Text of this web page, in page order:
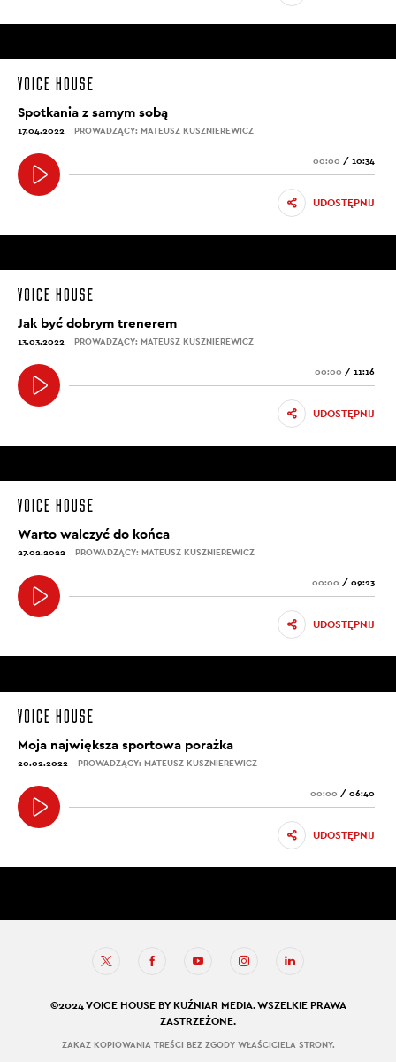
Spotkania z samym sobą
17.04.2022 PROWADZĄCY: MATEUSZ KUSZNIEREWICZ
00:00 / 10:34
UDOSTĘPNIJ
Jak być dobrym trenerem
13.03.2022 PROWADZĄCY: MATEUSZ KUSZNIEREWICZ
00:00 / 11:16
UDOSTĘPNIJ
Warto walczyć do końca
27.02.2022 PROWADZĄCY: MATEUSZ KUSZNIEREWICZ
00:00 / 09:23
UDOSTĘPNIJ
Moja największa sportowa porażka
20.02.2022 PROWADZĄCY: MATEUSZ KUSZNIEREWICZ
00:00 / 06:40
UDOSTĘPNIJ
©2024 VOICE HOUSE BY KUŹNIAR MEDIA. WSZELKIE PRAWA
ZASTRZEŻONE.
ZAKAZ KOPIOWANIA TREŚCI BEZ ZGODY WŁAŚCICIELA STRONY.